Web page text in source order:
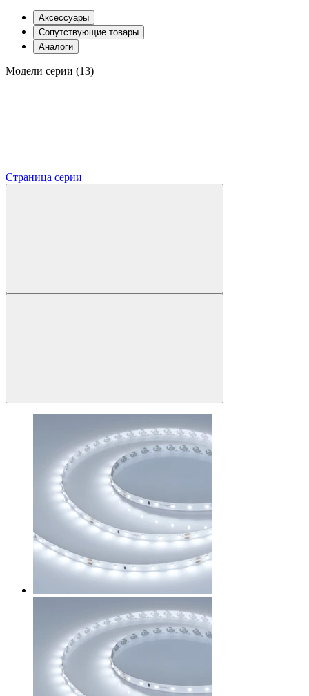
Аксессуары
Сопутствующие товары
Аналоги
Модели серии (13)
Страница серии